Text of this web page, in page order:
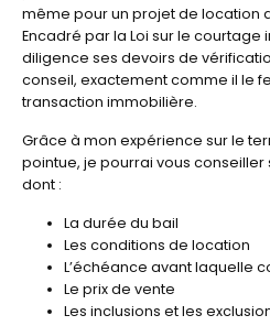
même pour un projet de location
Encadré par la Loi sur le
diligence ses devoirs de
conseil, exactement comme il le
transaction immobilière.
Grâce à mon expérience sur le
pointue, je pourrai vous
dont :
La durée du bail
Les conditions de location
L’échéance avant laquelle
Le prix de vente
Les inclusions et les